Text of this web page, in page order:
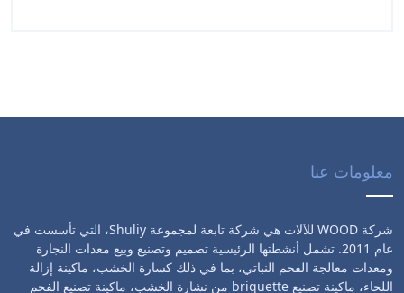
معلومات عنا
شركة WOOD للآلات هي شركة تابعة لمجموعة Shuliy، التي تأسست في
عام 2011. تشمل أنشطتها الرئيسية تصميم وتصنيع وبيع معدات النجارة
ومعدات معالجة الفحم النباتي، بما في ذلك كسارة الخشب، ماكينة إزالة
اللحاء، ماكينة تصنيع briquette من نشارة الخشب، ماكينة تصنيع الفحم